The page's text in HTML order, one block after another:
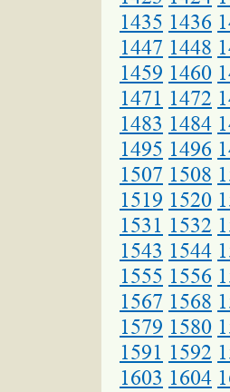
1435 1436
1447 1448
1459 1460
1471 1472
1483 1484
1495 1496
1507 1508
1519 1520
1531 1532
1543 1544
1555 1556
1567 1568
1579 1580
1591 1592
1603 1604